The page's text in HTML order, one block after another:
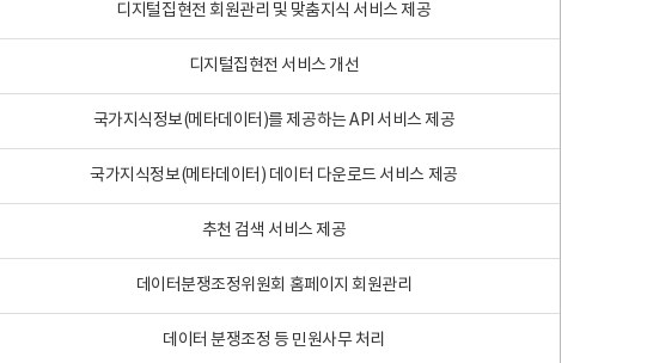
디지털집현전 회원관리 및 맞춤지식 서비스 제공
디지털집현전 서비스 개선
국가지식정보(메타데이터)를 제공하는 API 서비스 제공
국가지식정보(메타데이터) 데이터 다운로드 서비스 제공
추천 검색 서비스 제공
데이터분쟁조정위원회 홈페이지 회원관리
데이터 분쟁조정 등 민원사무 처리